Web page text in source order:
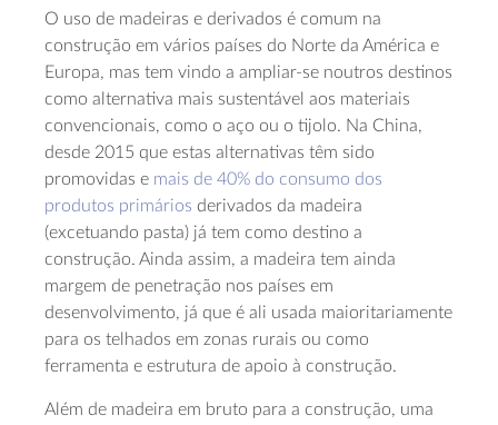
O uso de madeiras e derivados é comum na
construção em vários países do Norte da América e
Europa, mas tem vindo a ampliar-se noutros destinos
como alternativa mais sustentável aos materiais
convencionais, como o aço ou o tijolo. Na China,
desde 2015 que estas alternativas têm sido
promovidas e mais de 40% do consumo dos
produtos primários derivados da madeira
(excetuando pasta) já tem como destino a
construção. Ainda assim, a madeira tem ainda
margem de penetração nos países em
desenvolvimento, já que é ali usada maioritariamente
para os telhados em zonas rurais ou como
ferramenta e estrutura de apoio à construção.
Além de madeira em bruto para a construção, uma